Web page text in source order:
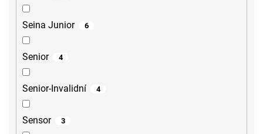
Seina Junior 6
Senior 4
Senior-Invalidní 4
Sensor 3